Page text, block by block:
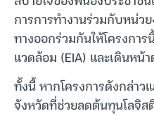
การการทำงานร่วมกับหน่ว
ทางออกร่วมกันให้โครงกา
แวดล้อม (EIA) และเดินหน้า
ทั้งนี้ หากโครงการดังกล่าว
จังหวัดที่ช่วยลดต้นทุนโลจิ